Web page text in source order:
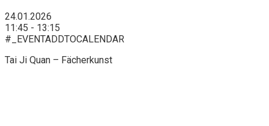
24.01.2026
11:45 - 13:15
#_EVENTADDTOCALENDAR
Tai Ji Quan – Fächerkunst